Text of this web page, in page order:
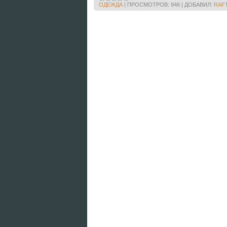
ОДЕЖДА | ПРОСМОТРОВ: 946 | ДОБАВИЛ: